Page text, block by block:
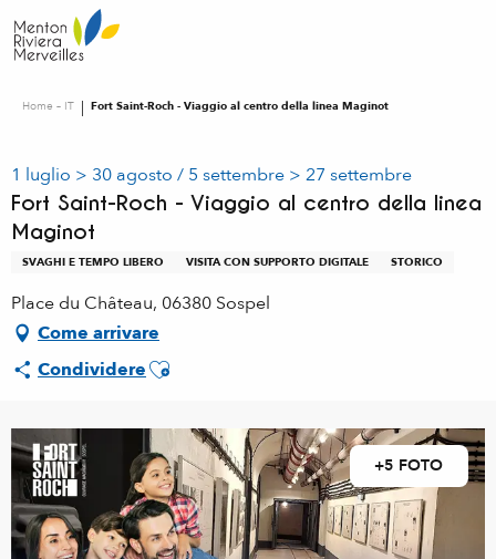
au
contenu
Home – IT Fort Saint-Roch - Viaggio al centro della linea Maginot
1 luglio > 30 agosto / 5 settembre > 27 settembre
Fort Saint-Roch - Viaggio al centro della linea
Maginot
SVAGHI E TEMPO LIBERO VISITA CON SUPPORTO DIGITALE STORICO
Place du Château, 06380 Sospel
Come arrivare
CondividereAjouter aux favoris
+5 FOTO